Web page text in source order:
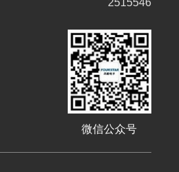
2515546
微信公众号